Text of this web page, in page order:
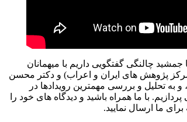
چالنگی گفتگویی داریم با میهمانان
مرکز پژوهش های ایران و اعراب) و دکتر محسن
به تحلیل و بررسی مهمترین رویدادها در
با ما همراه باشید و دیدگاه های خود را
ما ارسال نمایید.